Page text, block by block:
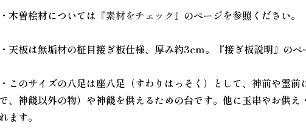
・木曽桧材については 『素材をチェック』 のページを参照ください。
・天板は無垢材の柾目接ぎ板仕様、厚み約3cm。『接ぎ板説明』のペ
・このサイズの八足は座八足（すわりはっそく）として、神前や霊
で、神餞以外の物）や神餞を供えるための台です。他に玉串やお供え
れます。